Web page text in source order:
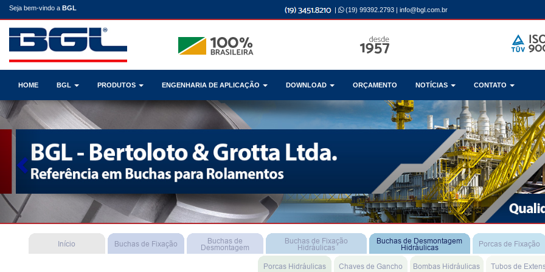
Seja bem-vindo a BGL | (19) 99392.2793 | info@bgl.com.br
HOME BGL PRODUTOS ENGENHARIA DE APLICAÇÃO DOWNLOAD ORÇAMENTO NOTÍCIAS CONTATO
Previous